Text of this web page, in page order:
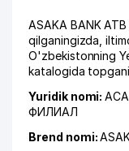
ASAKA BANK
qilganingizda,
O'zbekistonning
katalogida
Yuridik nomi:
ФИЛИАЛ
Brend nomi: